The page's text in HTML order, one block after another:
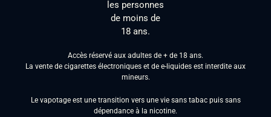
Accès réservé aux adultes de + de 18 ans.
La vente de cigarettes électroniques et de e-liquides est interdite aux
mineurs.
Le vapotage est une transition vers une vie sans tabac puis sans
dépendance à la nicotine.